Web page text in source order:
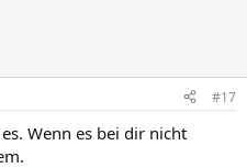
#17
Wenn es bei dir nicht